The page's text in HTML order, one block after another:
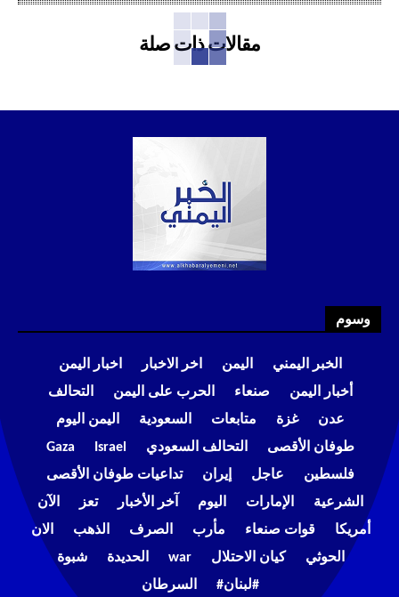
مقالات ذات صلة
وسوم
الخبر اليمني اليمن اخر الاخبار
اخبار اليمن
أخبار اليمن
صنعاء الحرب على اليمن
التحالف
عدن
غزة متابعات السعودية
اليمن اليوم
طوفان الأقصى
التحالف السعودي Israel
Gaza
فلسطين
عاجل إيران
تداعيات طوفان الأقصى
الشرعية
الإمارات اليوم آخر الأخبار تعز
الآن
أمريكا
قوات صنعاء مأرب الصرف الذهب
الان
الحوثي
كيان الاحتلال war الحديدة
شبوة
#لبنان#
السرطان